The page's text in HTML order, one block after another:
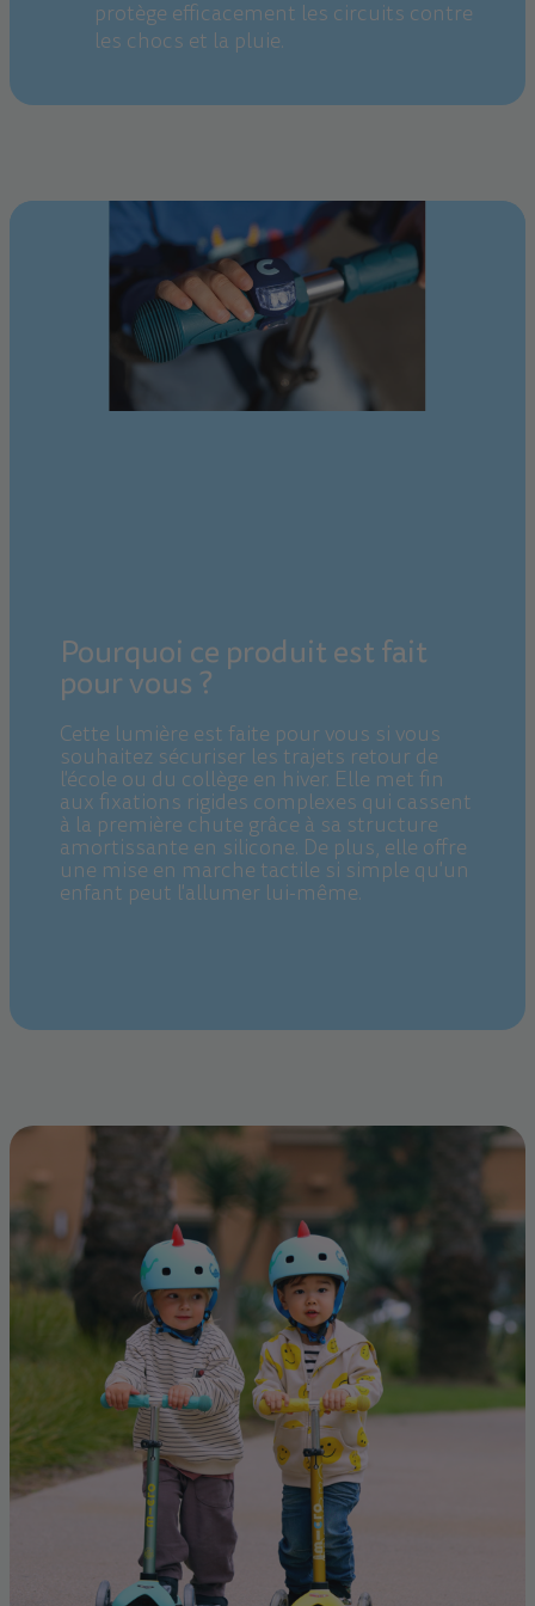
protège efficacement les circuits contre
les chocs et la pluie.
Pourquoi ce produit est fait
pour vous ?
Cette lumière est faite pour vous si vous
souhaitez sécuriser les trajets retour de
l'école ou du collège en hiver. Elle met fin
aux fixations rigides complexes qui cassent
à la première chute grâce à sa structure
amortissante en silicone. De plus, elle offre
une mise en marche tactile si simple qu'un
enfant peut l'allumer lui-même.